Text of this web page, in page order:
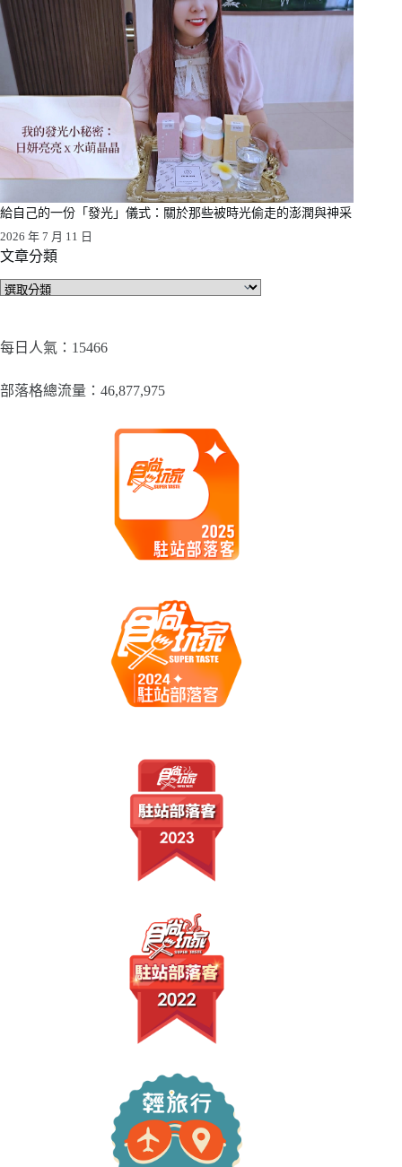
給自己的一份「發光」儀式：關於那些被時光偷走的澎潤與神采
2026 年 7 月 11 日
文章分類
文
類
每日人氣：15466
部落格總流量：​46,877,975